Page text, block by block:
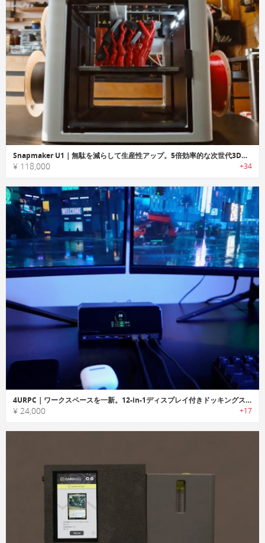
Snapmaker U1｜無駄を減らして生産性アップ。5倍効率的な次世代3Dプリンター
¥ 118,000 +34
4URPC｜ワークスペースを一新。12-in-1ディスプレイ付きドッキングステーション
¥ 24,000 +17